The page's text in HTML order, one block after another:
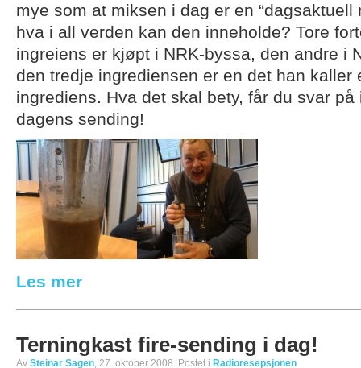
mye som at miksen i dag er en “dagsaktuell
hva i all verden kan den inneholde? Tore
ingreiens er kjøpt i NRK-byssa, den andre i
den tredje ingrediensen er en det han kaller
ingrediens. Hva det skal bety, får du svar
dagens sending!
Les mer
Terningkast fire-sending i dag!
Av Steinar Sagen, 27. oktober 2008. Postet i Radioresepsjonen